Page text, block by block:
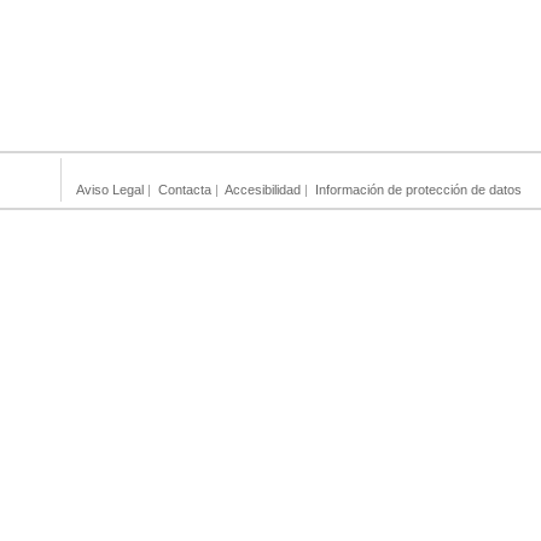
Aviso Legal | Contacta | Accesibilidad | Información de protección de datos